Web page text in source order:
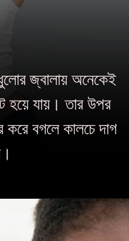
জ্বালায় অনেকেই
হয়ে যায়। তার উপর
করে বগলে কালচে দাগ